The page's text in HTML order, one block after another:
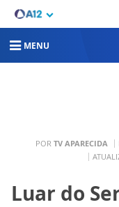
MENU
POR TV APARECIDA
Luar do